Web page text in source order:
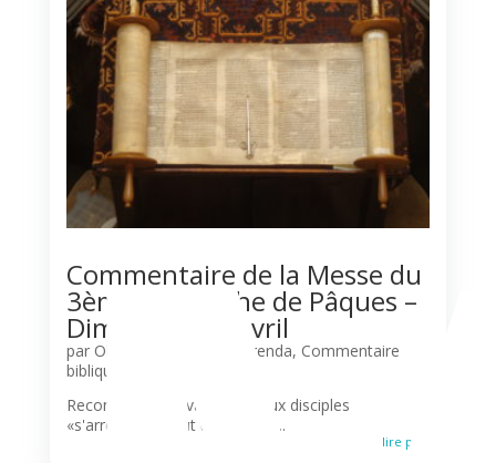
Commentaire de la Messe du
3ème Dimanche de Pâques –
Dimanche 19 Avril
par Olivier N'Guessan Agenda, Commentaire
biblique
Reconnaître le Vivant Les deux disciples
«s'arrêtèrent, tout tristes.» Ils...
lire plus